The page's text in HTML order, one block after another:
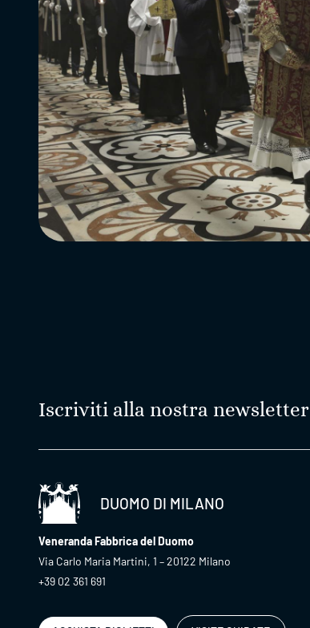
Iscriviti alla nostra newsletter
DUOMO DI MILANO
Veneranda Fabbrica del Duomo
Via Carlo Maria Martini, 1 – 20122 Milano
+39 02 361 691